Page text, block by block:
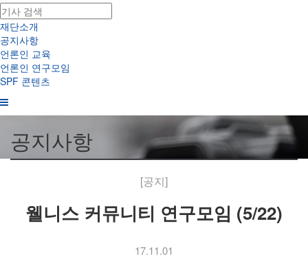
재단소개
공지사항
언론인 교육
언론인 연구모임
SPF 콘텐츠
공지사항
[공지]
웰니스 커뮤니티 연구모임 (5/22)
17.11.01